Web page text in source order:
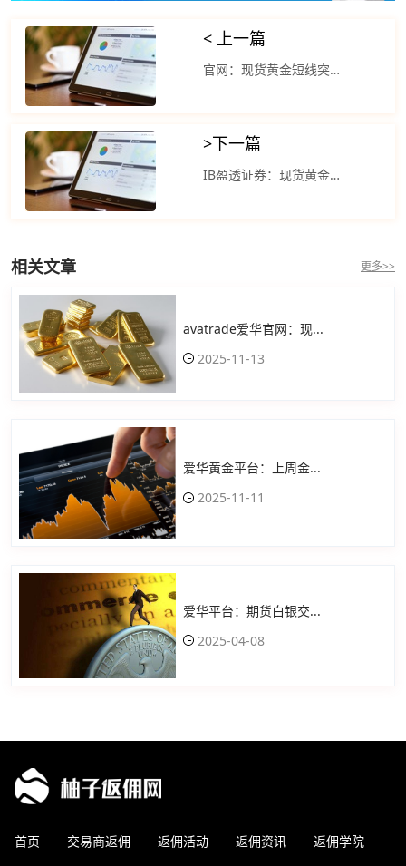
< 上一篇
官网：现货黄金短线突然快速下跌
>下一篇
IB盈透证券：现货黄金维持日内大跌态势
相关文章 更多>>
avatrade爱华官网：现...
2025-11-13
爱华黄金平台：上周金...
2025-11-11
爱华平台：期货白银交...
2025-04-08
首页 交易商返佣 返佣活动 返佣资讯 返佣学院